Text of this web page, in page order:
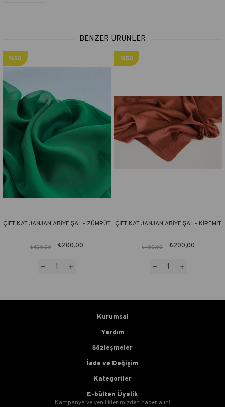
BENZER ÜRÜNLER
ÇİFT KAT JANJAN ABİYE ŞAL - ZÜMRÜT
₺200,00
₺400,00
%50
ÇİFT KAT JANJAN ABİYE ŞAL - KİREMİT
₺200,00
₺400,00
%50
Kurumsal
Yardım
Sözleşmeler
İade ve Değişim
Kategoriler
E-bülten Üyelik
Kampanya ve yeniliklerimizden haber alın!